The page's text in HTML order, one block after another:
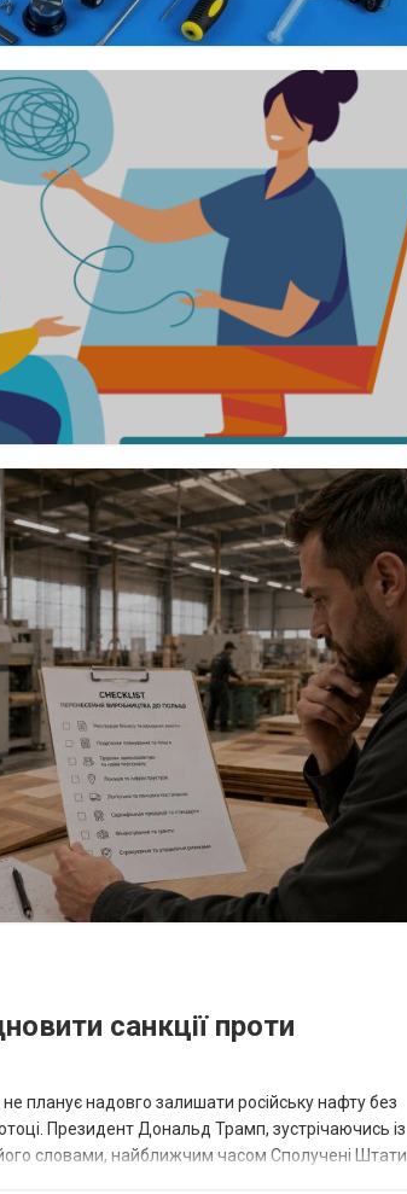
санкції проти
планує надовго залишати російську нафту без
Президент Дональд Трамп, зустрічаючись із
словами, найближчим часом Сполучені Штати